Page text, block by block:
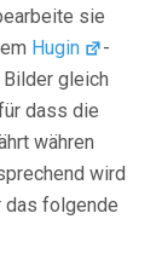
sie
Hugin
-
gleich
dass die
währen
wird
das folgende